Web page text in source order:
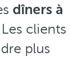
dîners à
clients
plus